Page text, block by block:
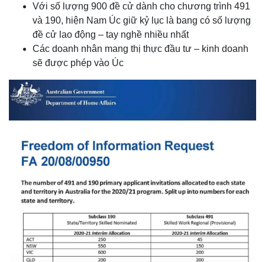
Với số lượng 900 đề cử dành cho chương trình 491
và 190, hiện Nam Úc giữ kỷ lục là bang có số lượng
đề cử lao động – tay nghề nhiều nhất
Các doanh nhân mang thị thực đầu tư – kinh doanh
sẽ được phép vào Úc